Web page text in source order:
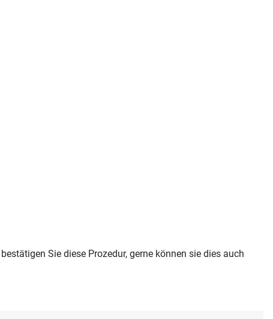
Sie diese Prozedur, gerne können sie dies auch